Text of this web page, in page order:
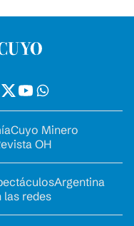
Cuyo Minero
OH
Argentina
las redes